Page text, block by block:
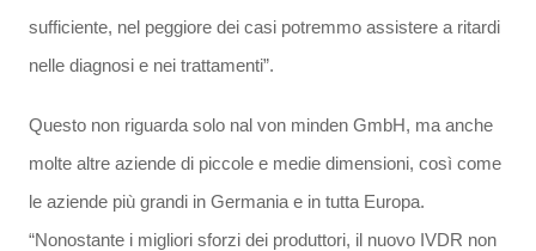
sufficiente, nel peggiore dei casi potremmo assistere a ritardi
nelle diagnosi e nei trattamenti”.
Questo non riguarda solo nal von minden GmbH, ma anche
molte altre aziende di piccole e medie dimensioni, così come
le aziende più grandi in Germania e in tutta Europa.
“Nonostante i migliori sforzi dei produttori, il nuovo IVDR non